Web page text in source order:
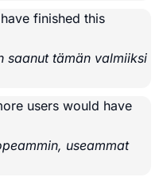
finished this
saanut tämän valmiiksi
users would have
useammat